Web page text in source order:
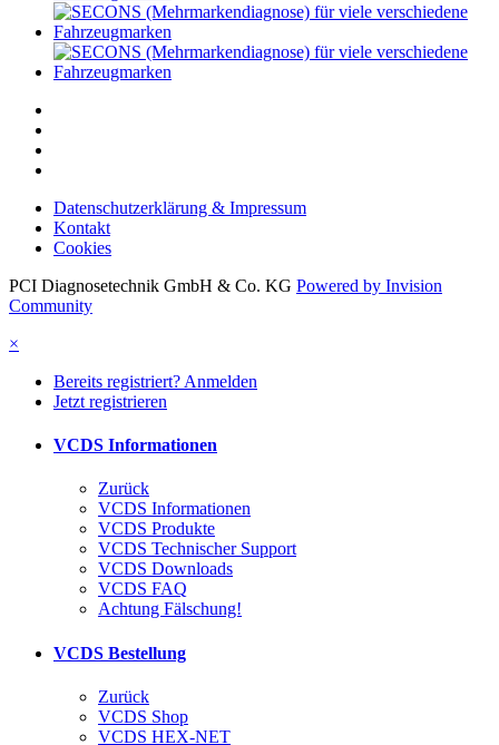
Datenschutzerklärung & Impressum
Kontakt
Cookies
PCI Diagnosetechnik GmbH & Co. KG Powered by Invision
Community
×
Bereits registriert? Anmelden
Jetzt registrieren
VCDS Informationen
Zurück
VCDS Informationen
VCDS Produkte
VCDS Technischer Support
VCDS Downloads
VCDS FAQ
Achtung Fälschung!
VCDS Bestellung
Zurück
VCDS Shop
VCDS HEX-NET